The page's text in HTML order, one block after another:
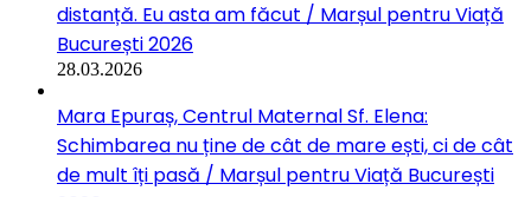
distanță. Eu asta am făcut / Marșul pentru Viață
București 2026
28.03.2026
Mara Epuraș, Centrul Maternal Sf. Elena:
Schimbarea nu ține de cât de mare ești, ci de cât
de mult îți pasă / Marșul pentru Viață București